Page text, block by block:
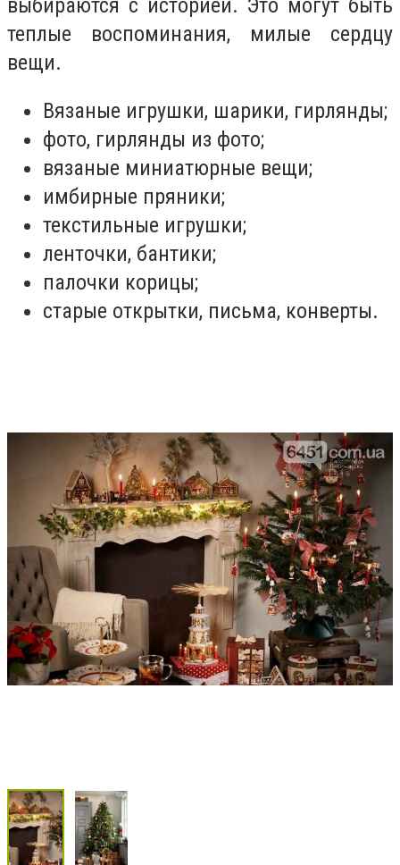
выбираются с историей. Это могут быть
теплые воспоминания, милые сердцу
вещи.
Вязаные игрушки, шарики, гирлянды;
фото, гирлянды из фото;
вязаные миниатюрные вещи;
имбирные пряники;
текстильные игрушки;
ленточки, бантики;
палочки корицы;
старые открытки, письма, конверты.